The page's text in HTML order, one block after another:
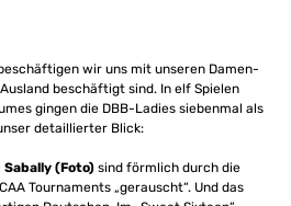
wir uns mit unseren Damen-
beschäftigt sind. In elf Spielen
gingen die DBB-Ladies siebenmal als
detaillierter Blick:
Sabally (Foto) sind förmlich durch die
Tournaments „gerauscht“. Und das